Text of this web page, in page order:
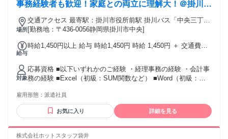
用ください。製造から8年以上経過している機器は不可です。
※２：WindowsOSをご使用される場合は、Microsoft社のサポ
ート対象内のOSをご使用ください。（Windows11以上） ※
以外をご使用される際はご留意ください。 ※４：業務に使用
選考対象外となる可能性がございます。
事務経験者も歓迎！家庭との両立に理解大！＠掛川市
役所前駅・車可
場所
交通アクセス 最寄駅：掛川市役所前駅 掛川バス「中央三丁目
東 徒歩1分」 天竜浜名湖鉄道「掛川市役所前駅 徒歩6分」 Ｊ
道本線「袋井駅 車16分」 ＪＲ東海道線「菊川駅 車20分」 所
ろ！）
[勤務地：〒436-0056静岡県掛川市中央]
給与
時給1,450円以上 給与 時給1,450円 時給 1,450円 ＋ 交通費実
日勤務した場合） ・87,000円＝週3日×5ｈ（月12日勤務した
場合） ・232,000円＝週5日×8ｈ（月20日勤務した場合）
対象
応募資格 ■以下いずれかのご経験 ・経理事務の経験 ・会計事
務の経験 ■Excel（初級：SUM関数など） ■Word（初級：書
スキル習得に意欲がある方 ・日商簿記3級以上の有資格者 ・
税理士事務所での実務経験者
雇用形態： 派遣社員
お気に入り 詳細を見る
株式会社ホットスタッフ袋井